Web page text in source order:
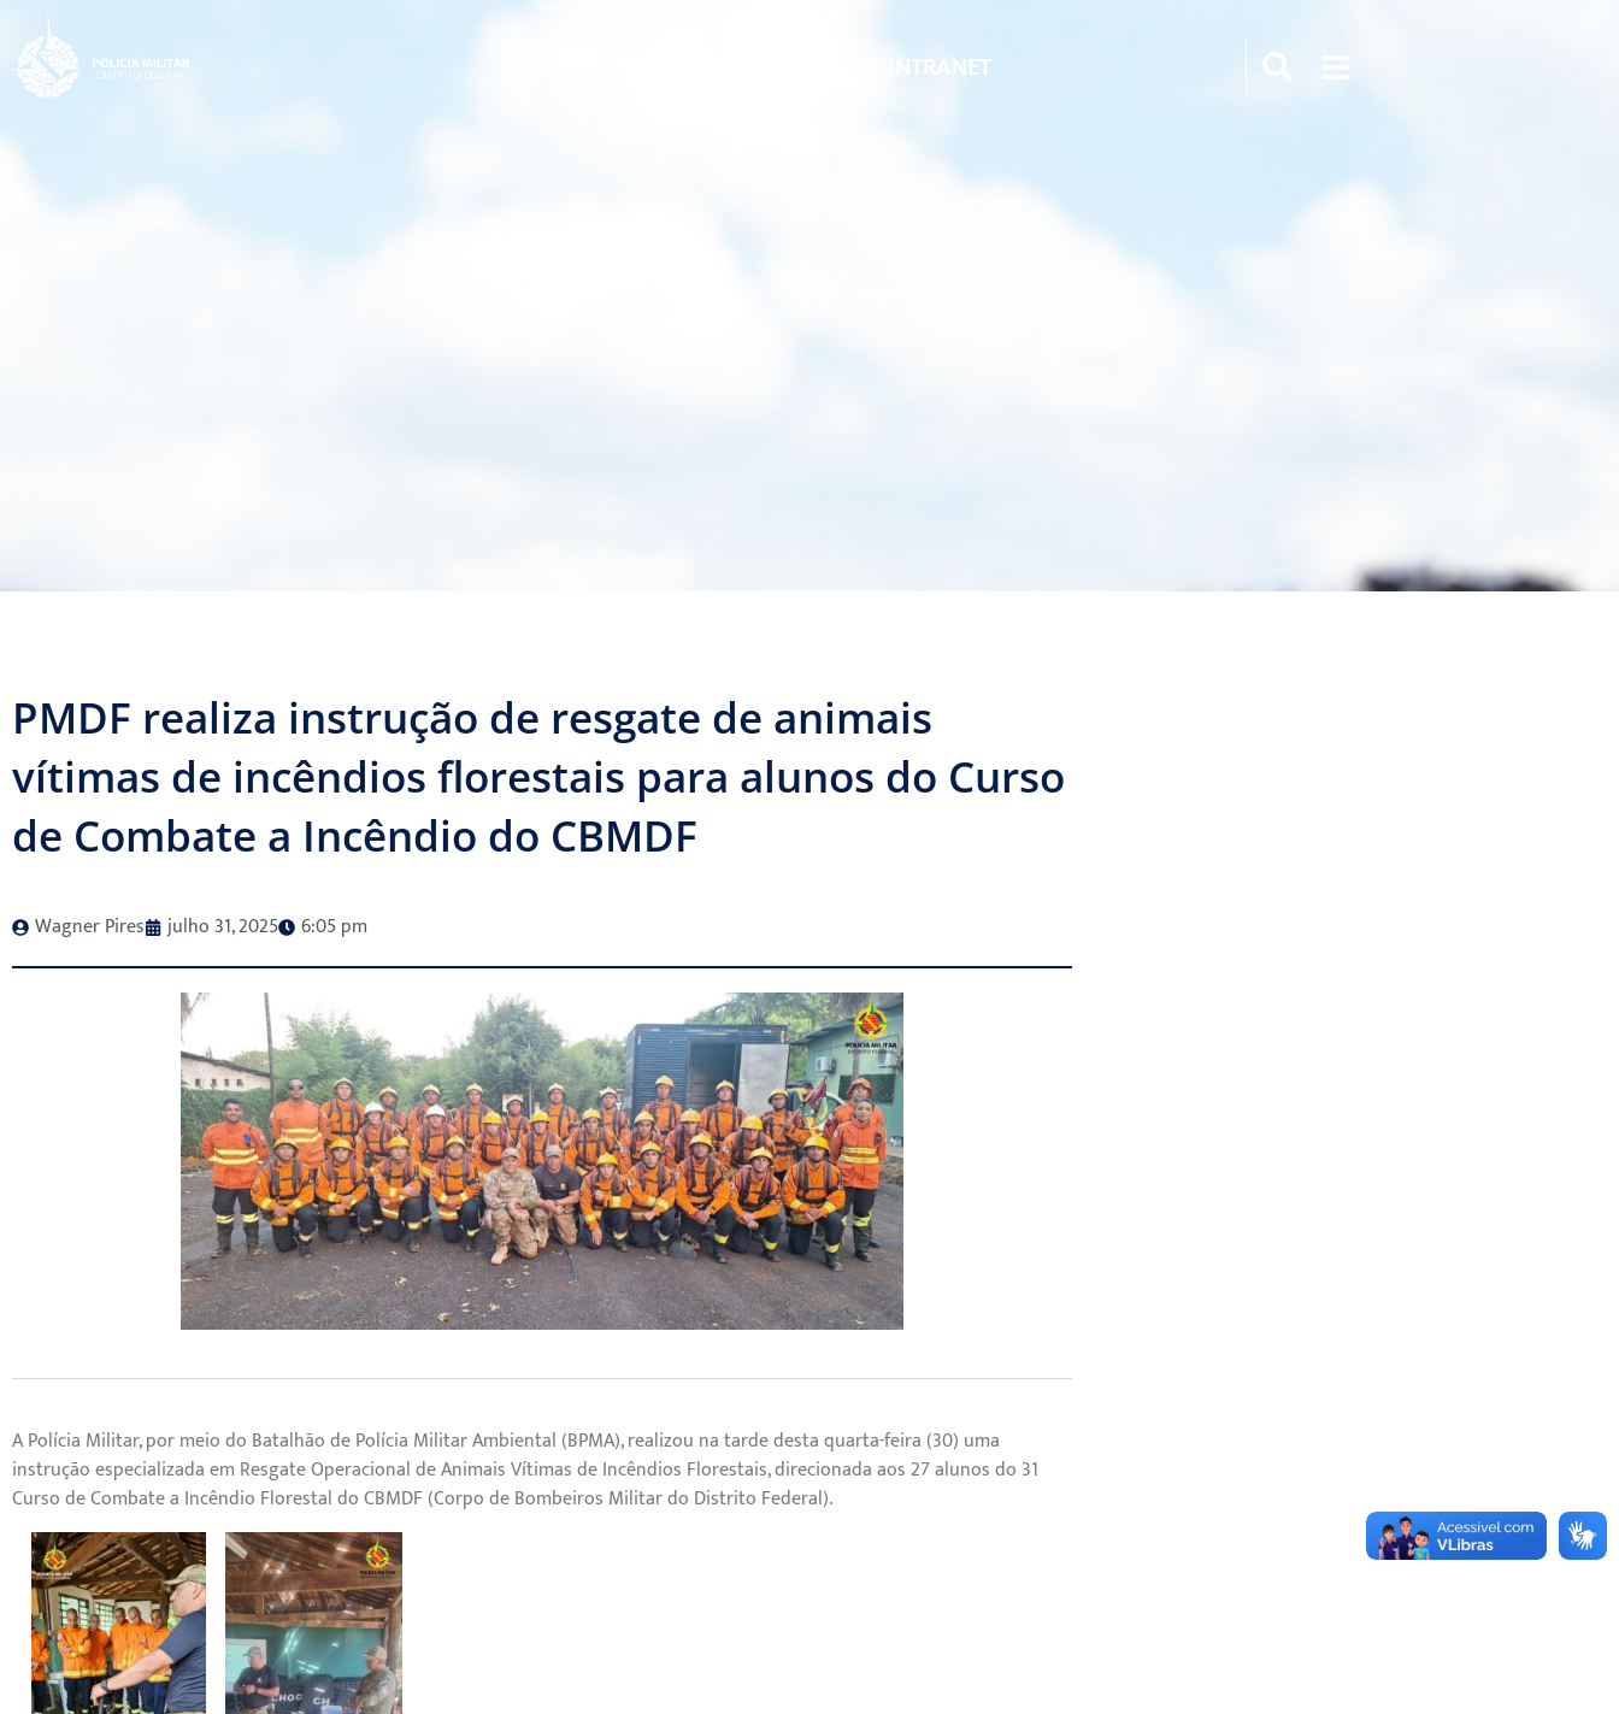
INTRANET
PMDF realiza instrução de resgate de animais
vítimas de incêndios florestais para alunos do Curso
de Combate a Incêndio do CBMDF
Wagner Pires julho 31, 2025 6:05 pm
A Polícia Militar, por meio do Batalhão de Polícia Militar Ambiental (BPMA), realizou na tarde desta quarta-feira (30) uma
instrução especializada em Resgate Operacional de Animais Vítimas de Incêndios Florestais, direcionada aos 27 alunos do 31º
Curso de Combate a Incêndio Florestal do CBMDF (Corpo de Bombeiros Militar do Distrito Federal).